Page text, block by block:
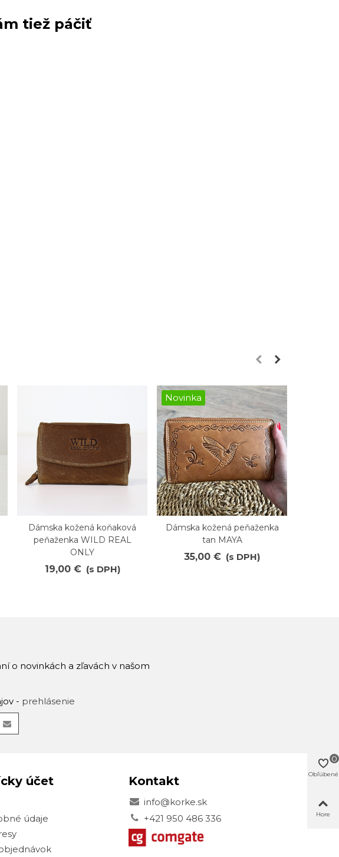
tiež páčiť
Obľúbené
Dámska kožená koňaková
peňaženka WILD REAL
ONLY
19,00 € (s DPH)
Novinka
Obľúbené
Dámska kožená peňaženka
tan MAYA
35,00 € (s DPH)
o novinkách a zľavách v našom
- prehlásenie
účet
údaje
Kontakt
info@korke.sk
+421 950 486 336
Obľúbené
0
Hore